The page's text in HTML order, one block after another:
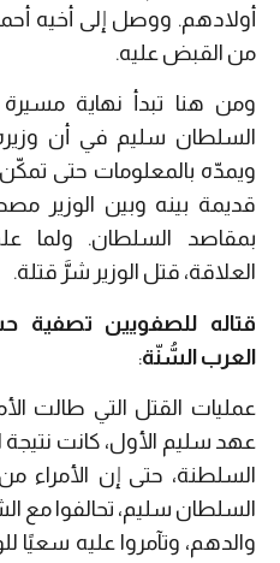
أولادهم. ووصل إلى أخيه
من القبض عليه.
ومن هنا تبدأ نهاية
السلطان سليم في أن
ويمدّه بالمعلومات حتى
قديمة بينه وبين الوزير
بمقاصد السلطان. ولما
العلاقة، قتل الوزير شرَّ قتلة.
قتاله للصفويين تصفية
العرب السُّنّة:
عمليات القتل التي طالت
عهد سليم الأول، كانت نتيجة
السلطنة، حتى إن الأمراء من
السلطان سليم، تحالفوا مع
والدهم، وتآمروا عليه